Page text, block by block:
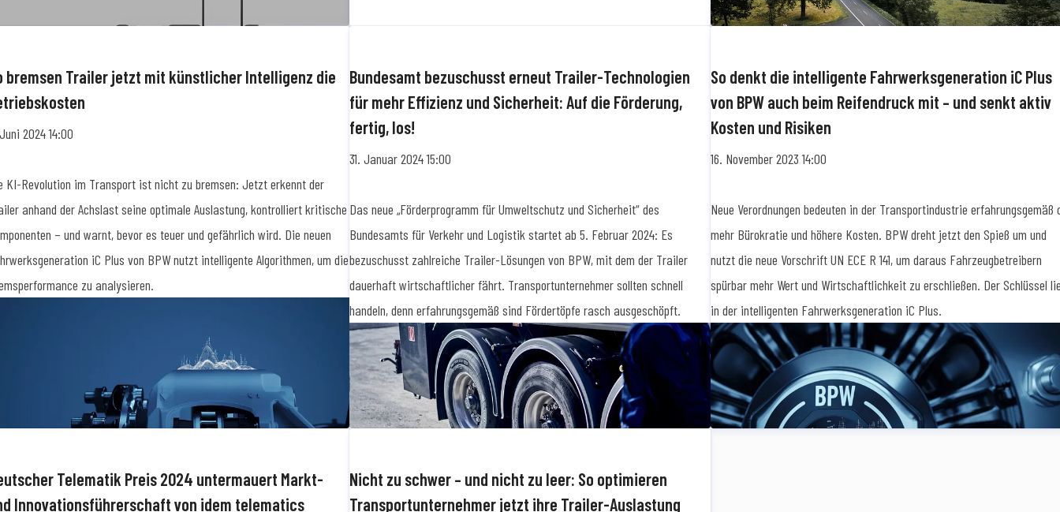
bremsen Trailer jetzt mit künstlicher Intelligenz die
2024 14:00
KI-Revolution im Transport ist nicht zu bremsen: Jetzt erkennt der
anhand der Achslast seine optimale Auslastung, kontrolliert kritische
– und warnt, bevor es teuer und gefährlich wird. Die neuen
iC Plus von BPW nutzt intelligente Algorithmen, um die
zu analysieren.
Bundesamt bezuschusst erneut Trailer-Technologien
für mehr Effizienz und Sicherheit: Auf die Förderung,
fertig, los!
31. Januar 2024 15:00
Das neue „Förderprogramm für Umweltschutz und Sicherheit“ des
Bundesamts für Verkehr und Logistik startet ab 5. Februar 2024: Es
bezuschusst zahlreiche Trailer-Lösungen von BPW, mit dem der Trailer
dauerhaft wirtschaftlicher fährt. Transportunternehmer sollten schnell
handeln, denn erfahrungsgemäß sind Fördertöpfe rasch ausgeschöpft.
So denkt die intelligente Fahrwerksgeneration iC Plus
von BPW auch beim Reifendruck mit – und senkt aktiv
Kosten und Risiken
16. November 2023 14:00
Neue Verordnungen bedeuten in der Transportindustrie erfahrungsgemäß
mehr Bürokratie und höhere Kosten. BPW dreht jetzt den Spieß um und
nutzt die neue Vorschrift UN ECE R 141, um daraus Fahrzeugbetreibern
spürbar mehr Wert und Wirtschaftlichkeit zu erschließen. Der Schlüssel
in der intelligenten Fahrwerksgeneration iC Plus.
Telematik Preis 2024 untermauert Markt-
Innovationsführerschaft von idem telematics
Nicht zu schwer – und nicht zu leer: So optimieren
Transportunternehmer jetzt ihre Trailer-Auslastung